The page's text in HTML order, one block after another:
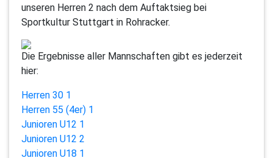
unseren Herren 2 nach dem Auftaktsieg bei
Sportkultur Stuttgart in Rohracker.
Die Ergebnisse aller Mannschaften gibt es jederzeit
hier:
Herren 30 1
Herren 55 (4er) 1
Junioren U12 1
Junioren U12 2
Junioren U18 1